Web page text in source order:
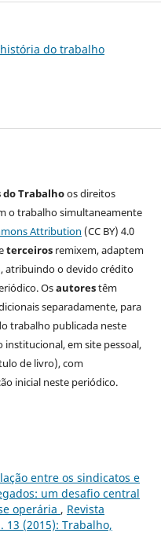
do trabalho
do Trabalhoos direitos
o trabalho simultaneamente
Attribution (CC BY) 4.0
terceirosremixem, adaptem
atribuindo o devido crédito
Osautorestêm
separadamente, para
trabalho publicada neste
em site pessoal,
de livro), com
inicial neste periódico.
entre os sindicatos e
um desafio central
operária , Revista
13 (2015): Trabalho,